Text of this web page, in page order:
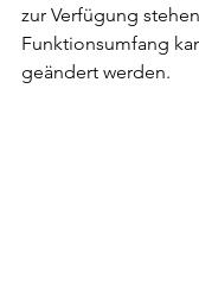
zur Verfügung
Funktionsumfang
geändert werden.